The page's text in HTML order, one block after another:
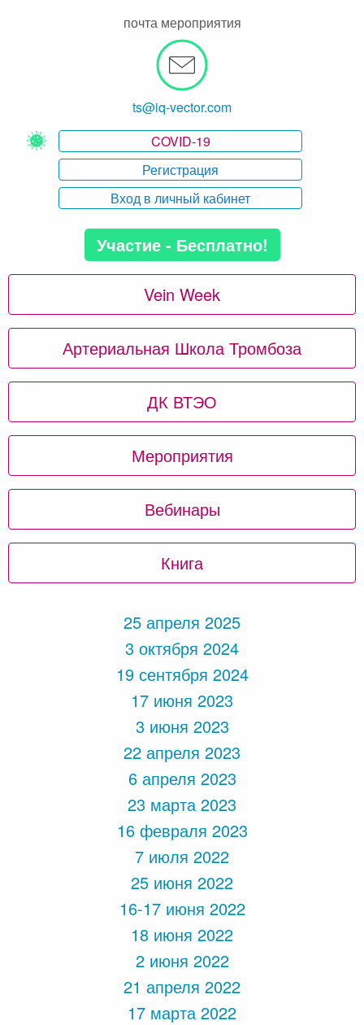
почта мероприятия
ts@iq-vector.com
COVID-19
Регистрация
Вход в личный кабинет
Участие - Бесплатно!
Vein Week
Артериальная Школа Тромбоза
ДК ВТЭО
Мероприятия
Вебинары
Книга
25 апреля 2025
3 октября 2024
19 сентября 2024
17 июня 2023
3 июня 2023
22 апреля 2023
6 апреля 2023
23 марта 2023
16 февраля 2023
7 июля 2022
25 июня 2022
16-17 июня 2022
18 июня 2022
2 июня 2022
21 апреля 2022
17 марта 2022